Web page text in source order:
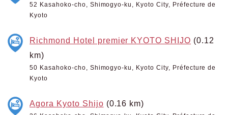
52 Kasahoko-cho, Shimogyo-ku, Kyoto City, Préfecture de
Kyoto
Richmond Hotel premier KYOTO SHIJO (0.12
km)
50 Kasahoko-cho, Shimogyo-ku, Kyoto City, Préfecture de
Kyoto
Agora Kyoto Shijo (0.16 km)